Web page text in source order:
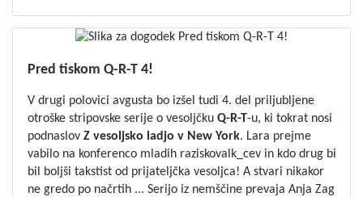
Pred tiskom Q-R-T 4!
V drugi polovici avgusta bo izšel tudi 4. del priljubljene
otroške stripovske serije o vesoljčku Q-R-T-u, ki tokrat nosi
podnaslov Z vesoljsko ladjo v New York. Lara prejme
vabilo na konferenco mladih raziskovalk_cev in kdo drug bi
bil boljši takstist od prijateljčka vesoljca! A stvari nikakor
ne gredo po načrtih ... Serijo iz nemščine prevaja Anja Zag